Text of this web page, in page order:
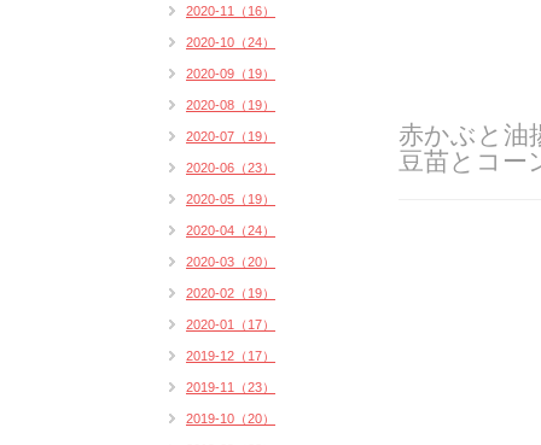
赤かぶと油
豆苗とコー
2020-11（16）
2020-10（24）
2020-09（19）
2020-08（19）
2020-07（19）
2020-06（23）
2020-05（19）
2020-04（24）
2020-03（20）
2020-02（19）
2020-01（17）
2019-12（17）
2019-11（23）
2019-10（20）